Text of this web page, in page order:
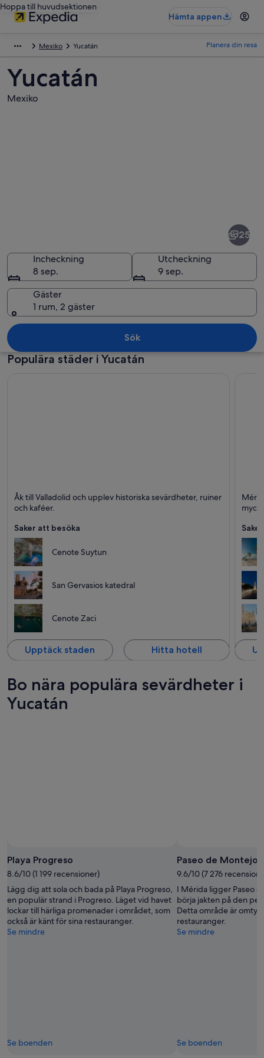
Hoppa till huvudsektionen
Hämta appen
Mexiko Yucatán Planera din resa
Yucatán
Mexiko
En stor stenpyramid med en platt
25
Incheckning
8 sep.
Utcheckning
9 sep.
Gäster
1 rum, 2 gäster
Sök
Populära städer i Yucatán
Valladolid
Restauranger, Historisk och Turer
Åk till Valladolid och upplev historiska sevärdheter, ruiner
och kaféer.
Saker att besöka
Cenote Suytun
San Gervasios katedral
Cenote Zaci
Upptäck staden Hitta hotell
Bo nära populära sevärdheter i
Yucatán
Playa Progreso
8.6/10 (1 199 recensioner)
Lägg dig att sola och bada på Playa Progreso,
en populär strand i Progreso. Läget vid havet
lockar till härliga promenader i området, som
också är känt för sina restauranger.
Se mindre
Se boenden
Paseo de Montejo
9.6/10 (7 276
I Mérida ligger Paseo
börja jakten på den
Detta område är
restauranger.
Se mindre
Se boenden